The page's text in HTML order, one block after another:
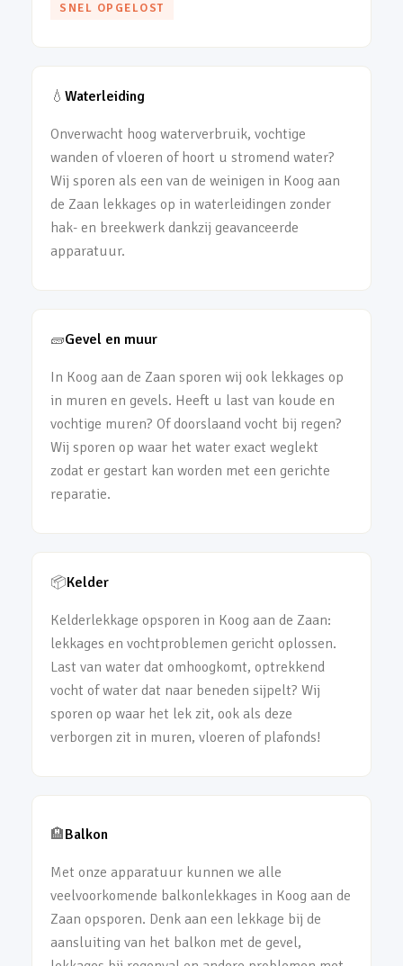
SNEL OPGELOST
💧 Waterleiding
Onverwacht hoog waterverbruik, vochtige
wanden of vloeren of hoort u stromend water?
Wij sporen als een van de weinigen in Koog aan
de Zaan lekkages op in waterleidingen zonder
hak- en breekwerk dankzij geavanceerde
apparatuur.
🧱Gevel en muur
In Koog aan de Zaan sporen wij ook lekkages op
in muren en gevels. Heeft u last van koude en
vochtige muren? Of doorslaand vocht bij regen?
Wij sporen op waar het water exact weglekt
zodat er gestart kan worden met een gerichte
reparatie.
📦Kelder
Kelderlekkage opsporen in Koog aan de Zaan:
lekkages en vochtproblemen gericht oplossen.
Last van water dat omhoogkomt, optrekkend
vocht of water dat naar beneden sijpelt? Wij
sporen op waar het lek zit, ook als deze
verborgen zit in muren, vloeren of plafonds!
🏨Balkon
Met onze apparatuur kunnen we alle
veelvoorkomende balkonlekkages in Koog aan de
Zaan opsporen. Denk aan een lekkage bij de
aansluiting van het balkon met de gevel,